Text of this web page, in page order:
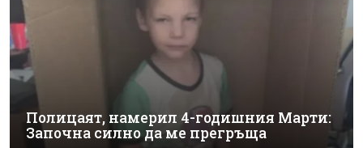
Полицаят, намерил 4-годишния Марти:
Започна силно да ме прегръща